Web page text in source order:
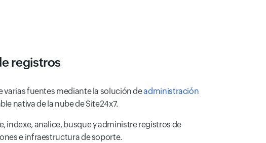
registros
varias fuentes mediante la solución deadministración
nativa de la nube de Site24x7.
indexe, analice, busque y administre registros de
e infraestructura de soporte.